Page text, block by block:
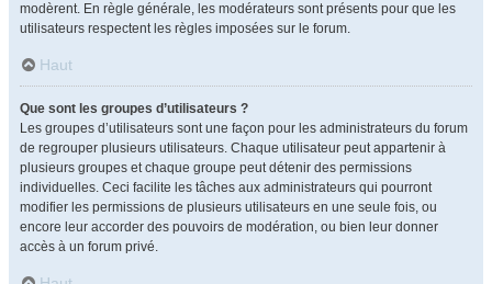
modèrent. En règle générale, les modérateurs sont présents pour que les
utilisateurs respectent les règles imposées sur le forum.
Haut
Que sont les groupes d’utilisateurs ?
Les groupes d’utilisateurs sont une façon pour les administrateurs du forum
de regrouper plusieurs utilisateurs. Chaque utilisateur peut appartenir à
plusieurs groupes et chaque groupe peut détenir des permissions
individuelles. Ceci facilite les tâches aux administrateurs qui pourront
modifier les permissions de plusieurs utilisateurs en une seule fois, ou
encore leur accorder des pouvoirs de modération, ou bien leur donner
accès à un forum privé.